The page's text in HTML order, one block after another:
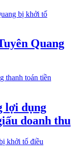
Quang
lợi dụng
doanh thu